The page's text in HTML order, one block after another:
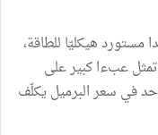
هيكليّا للطاقة،
عبءا كبير على
في سعر البرميل يكلّف